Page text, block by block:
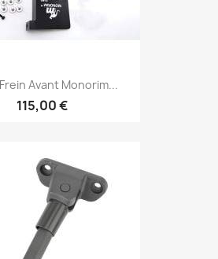
Avant Monorim...
115,00 €